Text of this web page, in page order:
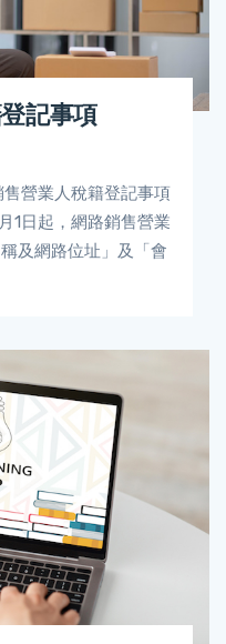
記事項
售營業人稅籍登記事項
1日起，網路銷售營業
及網路位址」及「會